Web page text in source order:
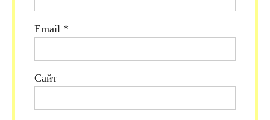
Email *
Сайт